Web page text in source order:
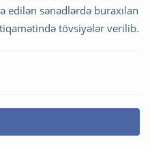
edilən sənədlərdə buraxılan
tövsiyələr verilib.